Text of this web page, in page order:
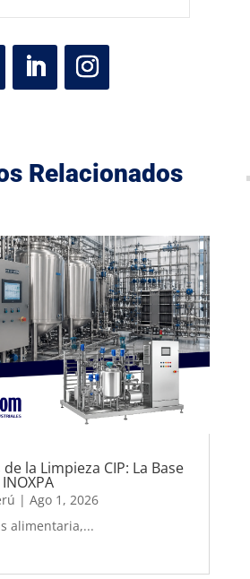
Relacionados
la Limpieza CIP: La Base
| Ago 1, 2026
alimentaria,...